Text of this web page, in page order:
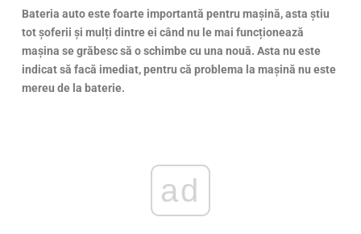
Bateria auto este foarte importantă pentru mașină, asta știu
tot șoferii și mulți dintre ei când nu le mai funcționează
mașina se grăbesc să o schimbe cu una nouă. Asta nu este
indicat să facă imediat, pentru că problema la mașină nu este
mereu de la baterie.
ad